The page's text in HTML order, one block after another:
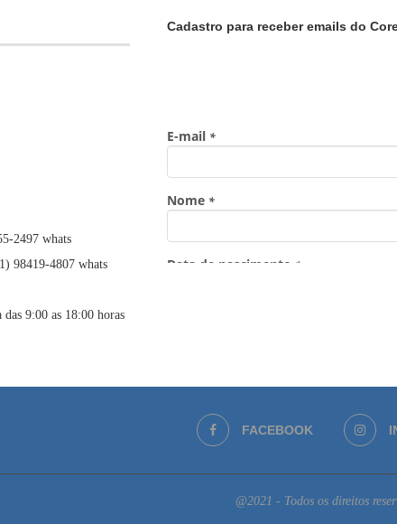
2497 whats
98419-4807 whats
9:00 as 18:00 horas
Cadastro para receber emails do
FACEBOOK
@2021 - Todos os direitos